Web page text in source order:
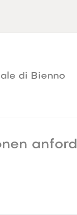
di Bienno